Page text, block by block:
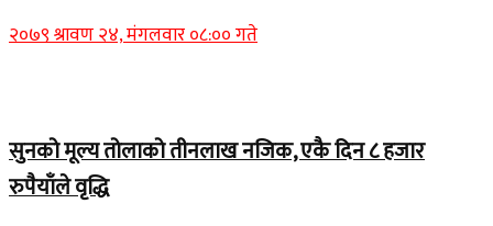
२०७९ श्रावण २४, मंगलवार ०८:०० गते
सुनको मूल्य तोलाको तीनलाख नजिक, एकै दिन ८ हजार
रुपैयाँले वृद्धि